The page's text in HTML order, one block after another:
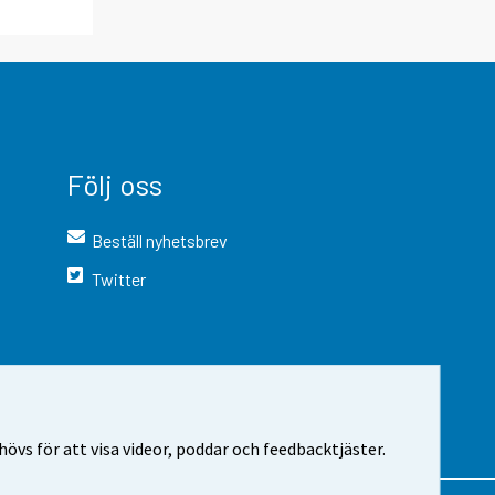
för att visa videor, poddar och feedbacktjäster.
Följ oss
Beställ nyhetsbrev
Twitter